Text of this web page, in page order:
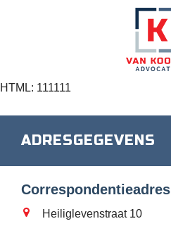
HTML: 111111
ADRESGEGEVENS
Correspondentieadres
Heiliglevenstraat 10